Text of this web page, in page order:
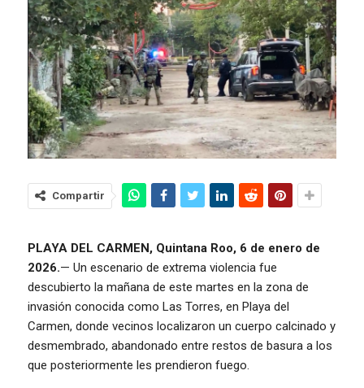
Compartir
PLAYA DEL CARMEN, Quintana Roo, 6 de enero de
2026.— Un escenario de extrema violencia fue
descubierto la mañana de este martes en la zona de
invasión conocida como Las Torres, en Playa del
Carmen, donde vecinos localizaron un cuerpo calcinado y
desmembrado, abandonado entre restos de basura a los
que posteriormente les prendieron fuego.